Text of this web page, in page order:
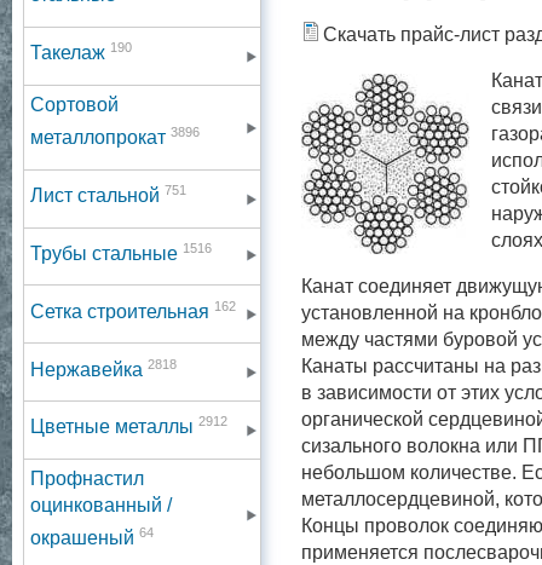
Такелаж 190
Сортовой
металлопрокат 3896
Лист стальной 751
Трубы стальные 1516
Сетка строительная 162
Нержавейка 2818
Цветные металлы 2912
Профнастил
оцинкованный /
окрашеный 64
Скачать прайс-лист
Канат соединяет
установленной на
между частями буровой
Канаты рассчитаны на
в зависимости от этих
органической
сизального волокна или
небольшом количестве.
металлосердцевиной,
Концы проволок
применяется